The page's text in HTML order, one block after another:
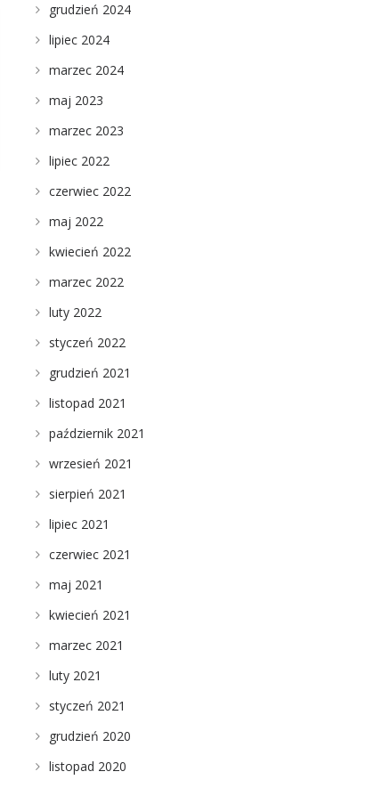
grudzień 2024
lipiec 2024
marzec 2024
maj 2023
marzec 2023
lipiec 2022
czerwiec 2022
maj 2022
kwiecień 2022
marzec 2022
luty 2022
styczeń 2022
grudzień 2021
listopad 2021
październik 2021
wrzesień 2021
sierpień 2021
lipiec 2021
czerwiec 2021
maj 2021
kwiecień 2021
marzec 2021
luty 2021
styczeń 2021
grudzień 2020
listopad 2020